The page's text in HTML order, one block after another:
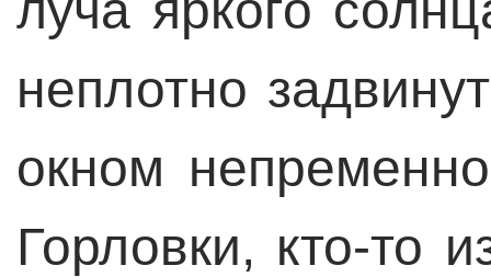
неплотно
окном
Горловки, кто-то